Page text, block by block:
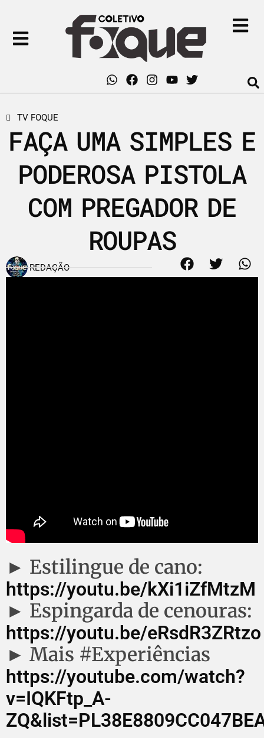
TV FOQUE
FAÇA UMA SIMPLES E
PODEROSA PISTOLA
COM PREGADOR DE
ROUPAS
REDAÇÃO
► Estilingue de cano:
https://youtu.be/kXi1iZfMtzM
► Espingarda de cenouras:
https://youtu.be/eRsdR3ZRtzo
► Mais #Experiências
https://youtube.com/watch?
v=IQKFtp_A-